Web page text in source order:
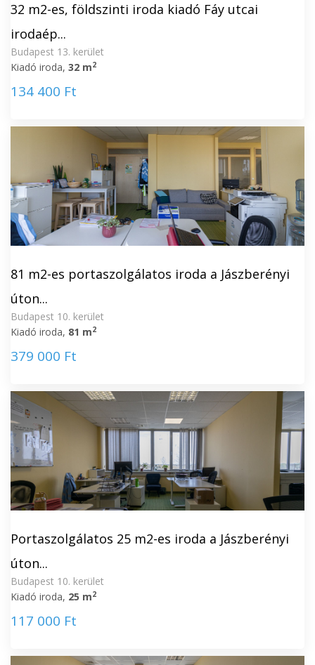
32 m2-es, földszinti iroda kiadó Fáy utcai
irodaép...
Budapest 13. kerület
Kiadó iroda, 32 m2
134 400 Ft
81 m2-es portaszolgálatos iroda a Jászberényi
úton...
Budapest 10. kerület
Kiadó iroda, 81 m2
379 000 Ft
Portaszolgálatos 25 m2-es iroda a Jászberényi
úton...
Budapest 10. kerület
Kiadó iroda, 25 m2
117 000 Ft